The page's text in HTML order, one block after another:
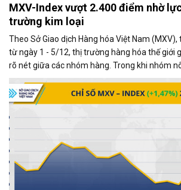
MXV-Index vượt 2.400 điểm nhờ
trường kim loại
Theo Sở Giao dịch Hàng hóa Việt Nam
từ ngày 1 - 5/12, thị trường hàng hóa thế giới
rõ nét giữa các nhóm hàng. Trong khi nhóm
từ những diễn biến mới trong quan hệ thương
trường kim loại lại giao dịch khởi sắc, trở thành
chỉ số MXV-Index tăng mạnh.